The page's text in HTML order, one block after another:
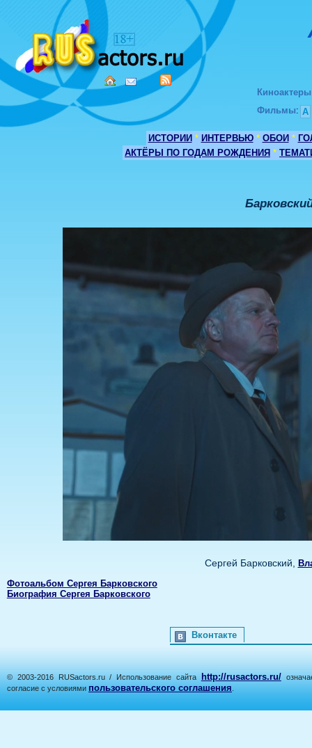
Киноактеры
Фильмы: А
ИСТОРИИ * ИНТЕРВЬЮ * ОБОИ *
АКТЁРЫ ПО ГОДАМ РОЖДЕНИЯ *
Сергей Барковский,
Фотоальбом Сергея Барковского
Биография Сергея Барковского
Вконтакте
© 2003-2016 RUSactors.ru / Использование сайта http://rusactors.ru/
согласие с условиями пользовательского соглашения